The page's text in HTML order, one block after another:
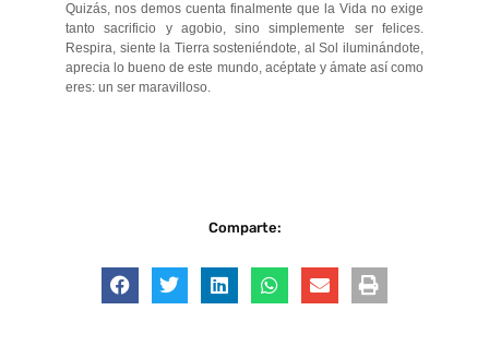
Quizás, nos demos cuenta finalmente que la Vida no exige
tanto sacrificio y agobio, sino simplemente ser felices.
Respira, siente la Tierra sosteniéndote, al Sol iluminándote,
aprecia lo bueno de este mundo, acéptate y ámate así como
eres: un ser maravilloso.
Comparte: